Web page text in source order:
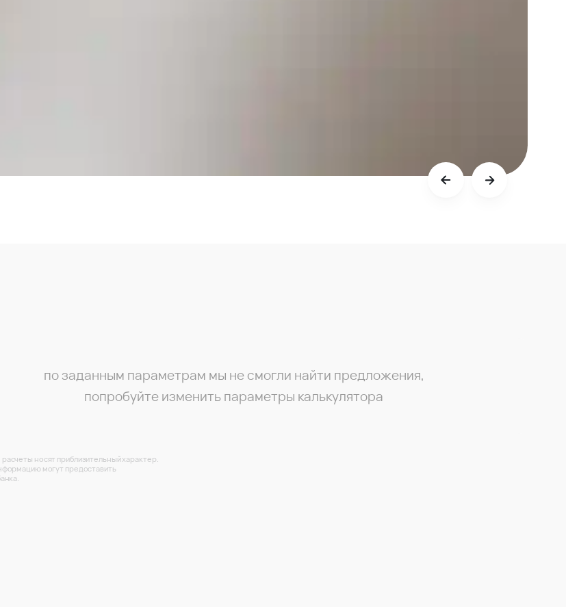
по заданным параметрам мы не смогли найти предложения,
попробуйте изменить параметры калькулятора
носят приблизительный характер.
могут предоставить